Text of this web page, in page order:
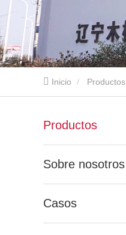
Inicio Productos
Productos
Sobre nosotros
Casos